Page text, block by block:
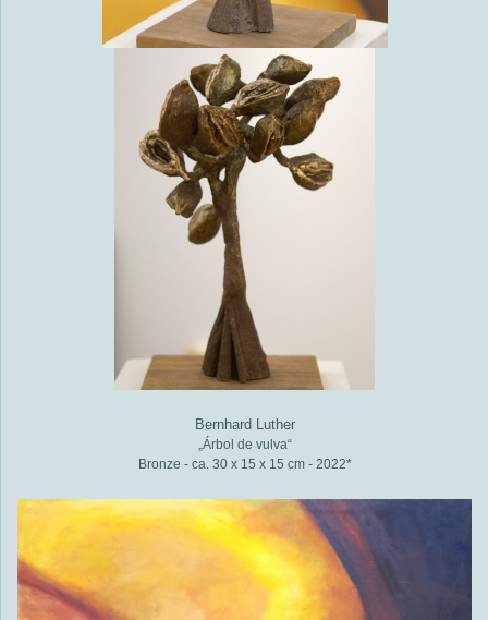
Bernhard Luther
„Árbol de vulva“
Bronze - ca. 30 x 15 x 15 cm - 2022*